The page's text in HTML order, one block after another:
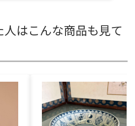
人はこんな商品も見て